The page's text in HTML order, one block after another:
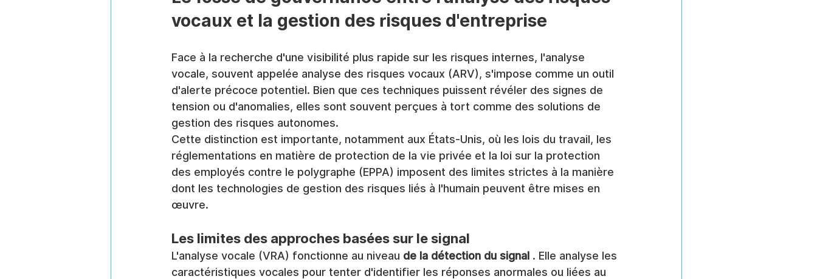
vocaux et la gestion des risques d'entreprise
Face à la recherche d'une visibilité plus rapide sur les risques internes, l'analyse
vocale, souvent appelée analyse des risques vocaux (ARV), s'impose comme un outil
d'alerte précoce potentiel. Bien que ces techniques puissent révéler des signes de
tension ou d'anomalies, elles sont souvent perçues à tort comme des solutions de
gestion des risques autonomes.
Cette distinction est importante, notamment aux États-Unis, où les lois du travail, les
réglementations en matière de protection de la vie privée et la loi sur la protection
des employés contre le polygraphe (EPPA) imposent des limites strictes à la manière
dont les technologies de gestion des risques liés à l'humain peuvent être mises en
œuvre.
Les limites des approches basées sur le signal
L'analyse vocale (VRA) fonctionne au niveau de la détection du signal . Elle analyse les
caractéristiques vocales pour tenter d'identifier les réponses anormales ou liées au